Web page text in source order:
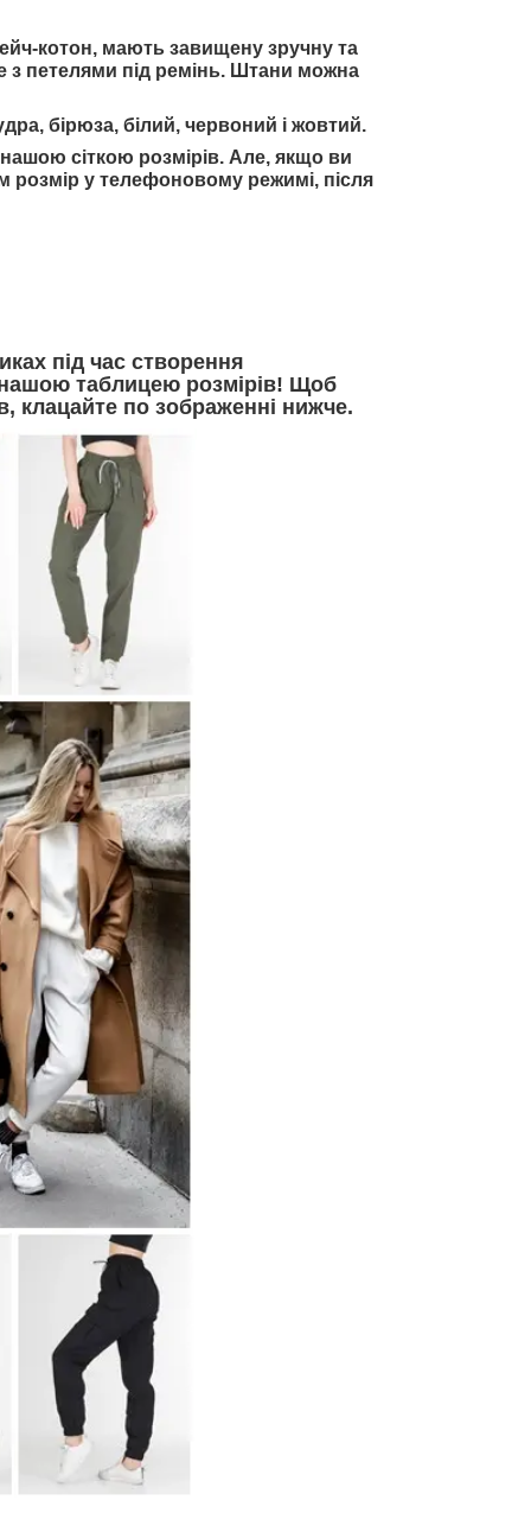
котон, мають завищену зручну та
з петелями під ремінь. Штани можна
бірюза, білий, червоний і жовтий.
сіткою розмірів. Але, якщо ви
розмір у телефоновому режимі, після
під час створення
нашою таблицею розмірів! Щоб
клацайте по зображенні нижче.